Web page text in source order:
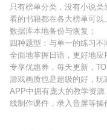
只有榜单分类，没有小说
看的书籍都在各大榜单可以
数据库本地备份与恢复；
四种题型：与单一的练习
全面地掌握日语，更好地应
专享优惠券，每天更新，
游戏画质也是超级的好，玩
APP中拥有庞大的教学资
线制作课件，录入音屏等操